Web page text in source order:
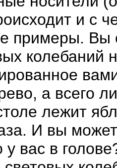
и с
примеры. Вы
колебаний
а всего
лежит
И вы
у вас в